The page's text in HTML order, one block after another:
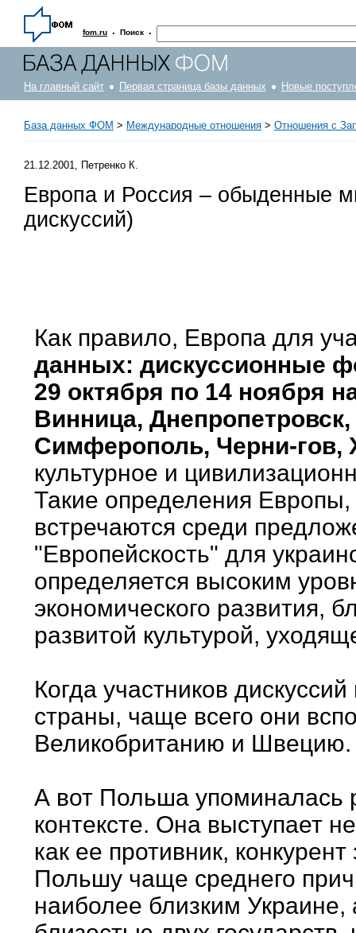
fom.ru · Поиск ·
На главный сайт Первая страница базы данных Новые
База данных ФОМ > Международные отношения > Отношения с
21.12.2001, Петренко К.
Европа и Россия – обыденные
дискуссий)
Как правило, Европа для
данных: дискуссионные
29 октября по 14 ноября
Винница,
Симферополь, Черни-гов,
культурное и
Такие определения Европы,
встречаются среди
"Европейскость" для
определяется высоким
экономического развития,
развитой культурой,
Когда участников
страны, чаще всего они
Великобританию и Швецию.
А вот Польша упоминалась
контексте. Она выступает
как ее противник,
Польшу чаще среднего
наиболее близким Украине,